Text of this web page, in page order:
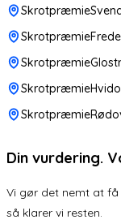
Din vurdering.
Vi gør det nemt at
så klarer vi resten.